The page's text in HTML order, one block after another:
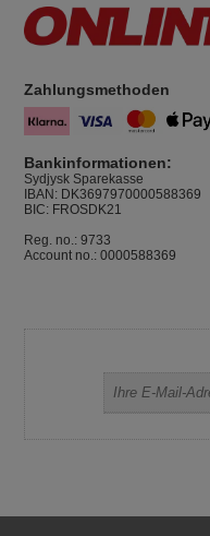
Zahlungsmethoden
Bankinformationen:
Sydjysk Sparekasse
IBAN: DK3697970000588369
BIC: FROSDK21
Reg. no.: 9733
Account no.: 0000588369